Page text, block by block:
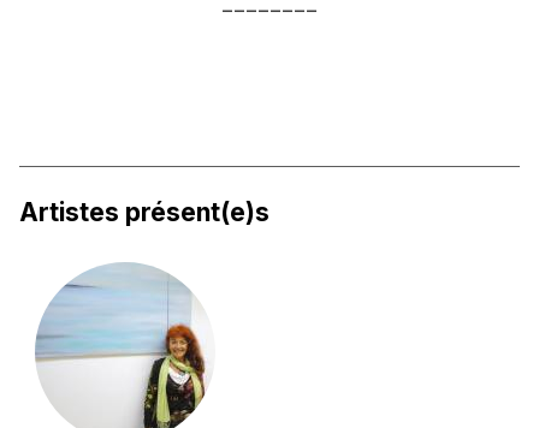
Artistes présent(e)s